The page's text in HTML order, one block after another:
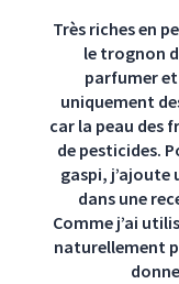
Très riches en
le trognon
parfumer
uniquement
car la peau des
de pesticides.
gaspi, j’ajoute
dans une
Comme j’ai
naturellement